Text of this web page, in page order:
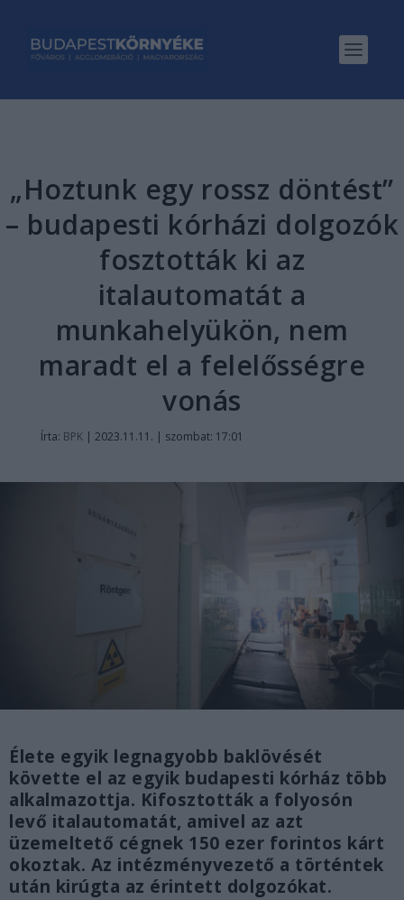
„Hoztunk egy rossz döntést”
– budapesti kórházi dolgozók
fosztották ki az
italautomatát a
munkahelyükön, nem
maradt el a felelősségre
vonás
Írta: BPK | 2023.11.11. | szombat: 17:01
Élete egyik legnagyobb baklövését
követte el az egyik budapesti kórház több
alkalmazottja. Kifosztották a folyosón
levő italautomatát, amivel az azt
üzemeltető cégnek 150 ezer forintos kárt
okoztak. Az intézményvezető a történtek
után kirúgta az érintett dolgozókat.